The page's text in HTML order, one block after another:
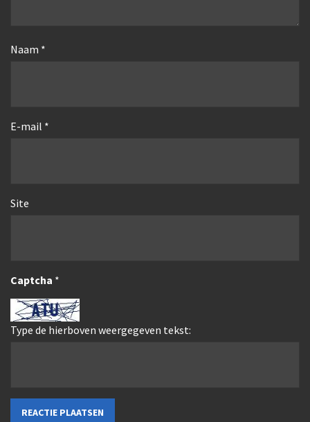
Naam *
E-mail *
Site
Captcha *
Type de hierboven weergegeven tekst: